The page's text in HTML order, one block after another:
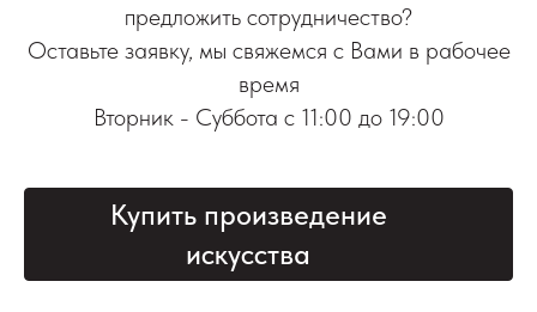
предложить сотрудничество?
Оставьте заявку, мы свяжемся с Вами в рабочее
время
Вторник - Суббота с 11:00 до 19:00
Купить произведение
искусства